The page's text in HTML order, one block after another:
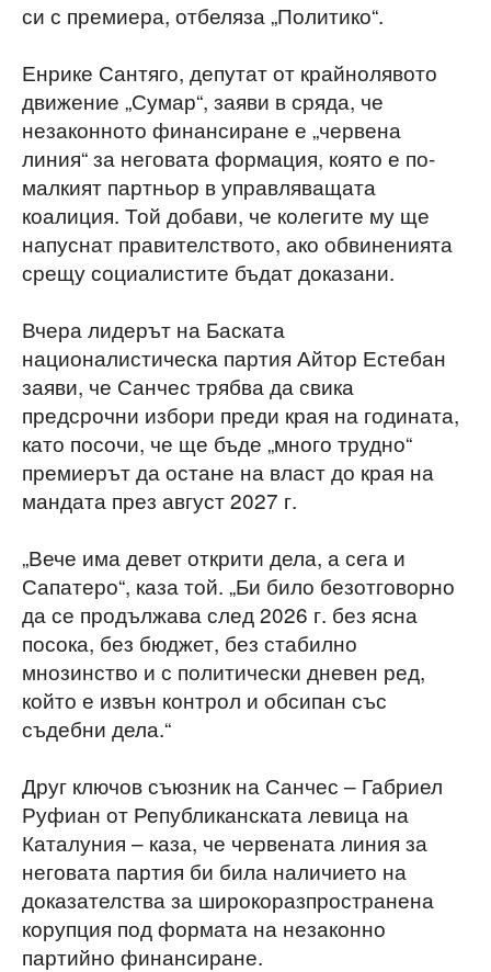
си с премиера, отбеляза „Политико“.
Енрике Сантяго, депутат от крайнолявото
движение „Сумар“, заяви в сряда, че
незаконното финансиране е „червена
линия“ за неговата формация, която е по-
малкият партньор в управляващата
коалиция. Той добави, че колегите му ще
напуснат правителството, ако обвиненията
срещу социалистите бъдат доказани.
Вчера лидерът на Баската
националистическа партия Айтор Естебан
заяви, че Санчес трябва да свика
предсрочни избори преди края на годината,
като посочи, че ще бъде „много трудно“
премиерът да остане на власт до края на
мандата през август 2027 г.
„Вече има девет открити дела, а сега и
Сапатеро“, каза той. „Би било безотговорно
да се продължава след 2026 г. без ясна
посока, без бюджет, без стабилно
мнозинство и с политически дневен ред,
който е извън контрол и обсипан със
съдебни дела.“
Друг ключов съюзник на Санчес – Габриел
Руфиан от Републиканската левица на
Каталуния – каза, че червената линия за
неговата партия би била наличието на
доказателства за широкоразпространена
корупция под формата на незаконно
партийно финансиране.